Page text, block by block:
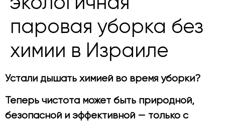
паровая уборка без
химии в Израиле
Устали дышать химией во время уборки?
Теперь чистота может быть природной,
безопасной и эффективной — только с